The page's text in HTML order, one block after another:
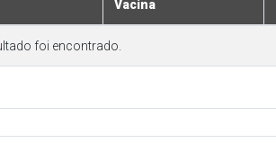
Vacina
foi encontrado.